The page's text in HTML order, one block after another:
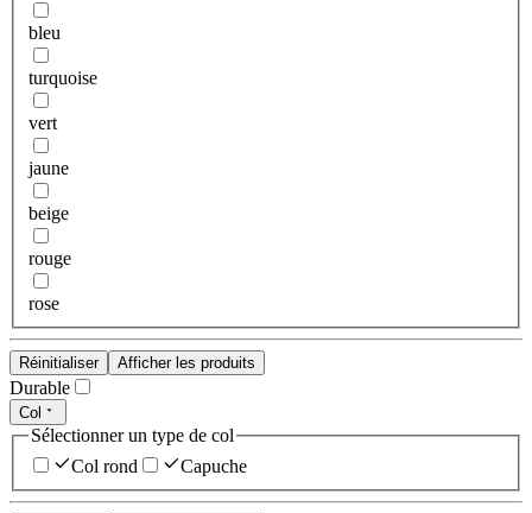
bleu
turquoise
vert
jaune
beige
rouge
rose
Réinitialiser Afficher les produits
Durable
Col
Sélectionner un type de col
Col rond
Capuche